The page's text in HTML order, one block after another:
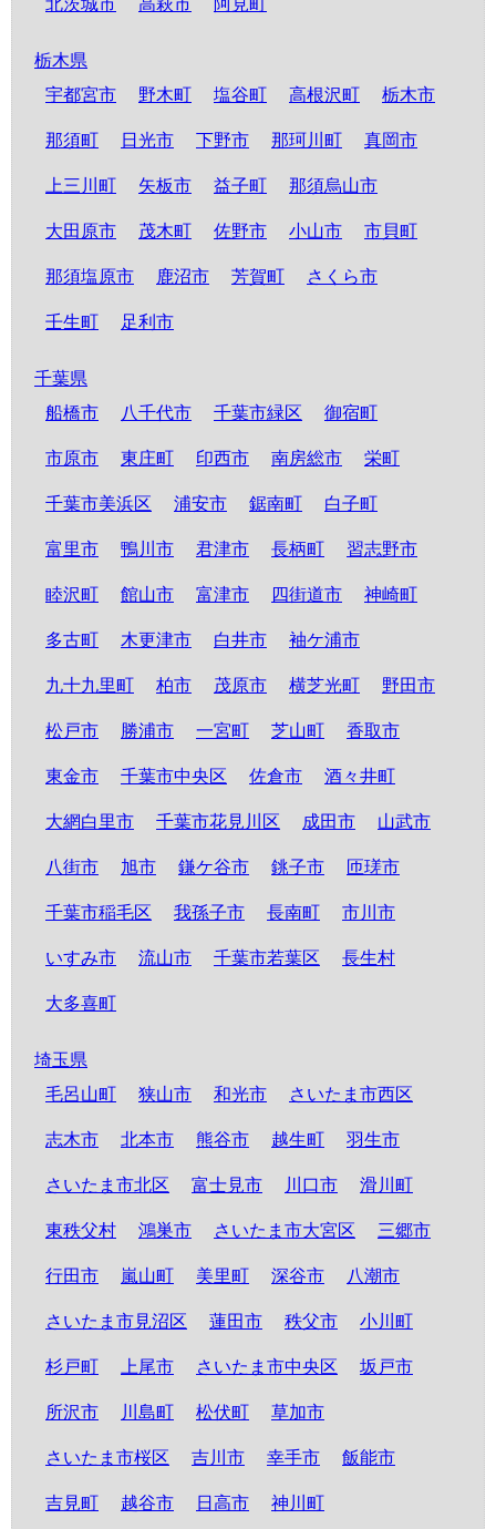
北茨城市 高萩市 阿見町
栃木県
宇都宮市
野木町 塩谷町 高根沢町 栃木市
那須町 日光市 下野市 那珂川町 真岡市
上三川町 矢板市 益子町 那須烏山市
大田原市 茂木町 佐野市 小山市 市貝町
那須塩原市 鹿沼市 芳賀町 さくら市
壬生町 足利市
千葉県
船橋市
八千代市 千葉市緑区 御宿町
市原市 東庄町 印西市 南房総市 栄町
千葉市美浜区 浦安市 鋸南町 白子町
富里市 鴨川市 君津市 長柄町 習志野市
睦沢町 館山市 富津市 四街道市 神崎町
多古町 木更津市 白井市 袖ケ浦市
九十九里町 柏市 茂原市 横芝光町 野田市
松戸市 勝浦市 一宮町 芝山町 香取市
東金市 千葉市中央区 佐倉市 酒々井町
大網白里市 千葉市花見川区 成田市 山武市
八街市 旭市 鎌ケ谷市 銚子市 匝瑳市
千葉市稲毛区 我孫子市 長南町 市川市
いすみ市 流山市 千葉市若葉区 長生村
大多喜町
埼玉県
毛呂山町
狭山市 和光市 さいたま市西区
志木市 北本市 熊谷市 越生町 羽生市
さいたま市北区 富士見市 川口市 滑川町
東秩父村 鴻巣市 さいたま市大宮区 三郷市
行田市 嵐山町 美里町 深谷市 八潮市
さいたま市見沼区 蓮田市 秩父市 小川町
杉戸町 上尾市 さいたま市中央区 坂戸市
所沢市 川島町 松伏町 草加市
さいたま市桜区 吉川市 幸手市 飯能市
吉見町 越谷市 日高市 神川町